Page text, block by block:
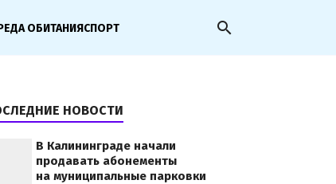
ОБИТАНИЯСПОРТ search
НОВОСТИ
В Калининграде начали
продавать абонементы
на муниципальные парковки